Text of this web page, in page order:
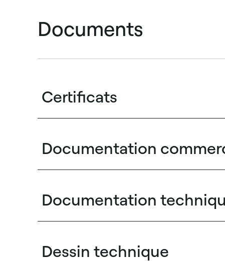
Documents
Certificats
Documentation
Documentation
Dessin technique